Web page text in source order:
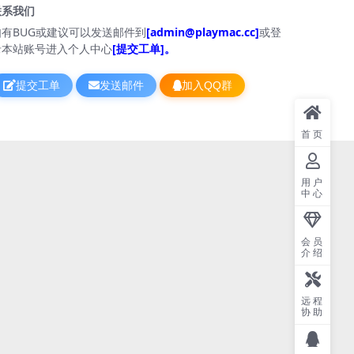
我们
BUG或建议可以发送邮件到[admin@playmac.cc]或登
站账号进入个人中心[提交工单]。
提交工单 发送邮件 加入QQ群
首页
用户
中心
会员
介绍
远程
协助